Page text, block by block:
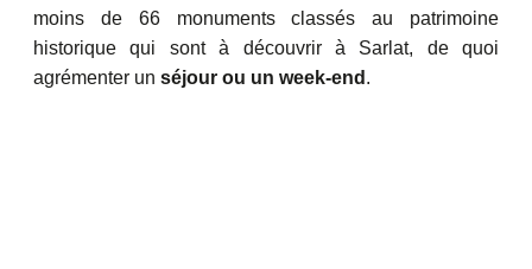
moins de 66 monuments classés au patrimoine
historique qui sont à découvrir à Sarlat, de quoi
agrémenter un séjour ou un week-end .